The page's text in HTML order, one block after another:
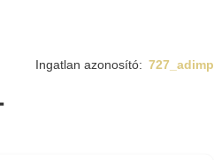
Ingatlan azonosító: 727_adimp